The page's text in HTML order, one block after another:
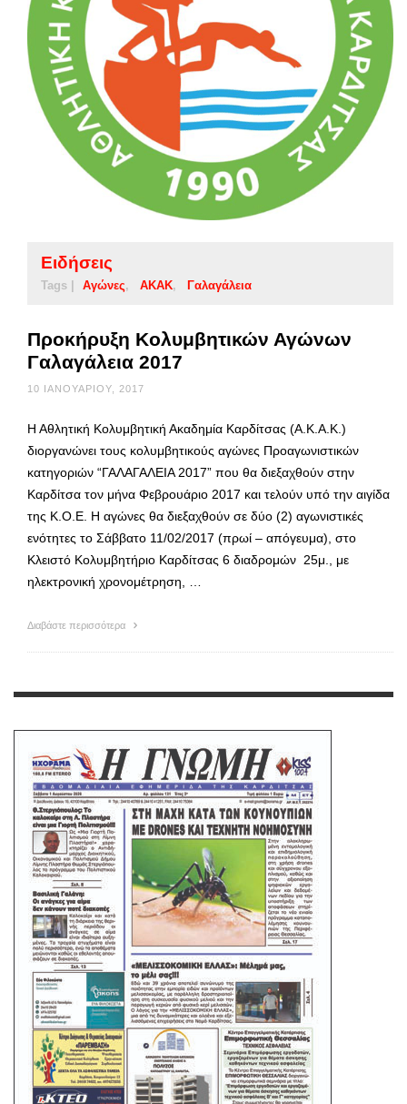
Ειδήσεις
Tags | Αγώνες ΑΚΑΚ Γαλαγάλεια
Προκήρυξη Κολυμβητικών Αγώνων
Γαλαγάλεια 2017
10 ΙΑΝΟΥΑΡΊΟΥ, 2017
Η Αθλητική Κολυμβητική Ακαδημία Καρδίτσας (Α.Κ.Α.Κ.)
διοργανώνει τους κολυμβητικούς αγώνες Προαγωνιστικών
κατηγοριών “ΓΑΛΑΓΑΛΕΙΑ 2017” που θα διεξαχθούν στην
Καρδίτσα τον μήνα Φεβρουάριο 2017 και τελούν υπό την αιγίδα
της Κ.Ο.Ε. Η αγώνες θα διεξαχθούν σε δύο (2) αγωνιστικές
ενότητες το Σάββατο 11/02/2017 (πρωί – απόγευμα), στο
Κλειστό Κολυμβητήριο Καρδίτσας 6 διαδρομών 25μ., με
ηλεκτρονική χρονομέτρηση, …
Διαβάστε περισσότερα